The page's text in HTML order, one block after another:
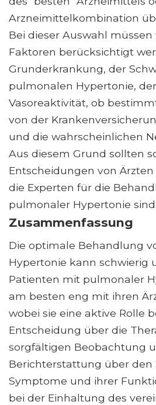
Arzneimittelkombination
Bei dieser Auswahl
Faktoren berücksichtigt
Grunderkrankung, der
pulmonalen Hypertonie,
Vasoreaktivität, ob
von der
und die wahrscheinlichen
Aus diesem Grund sollten
Entscheidungen von
die Experten für die
pulmonaler Hypertonie sind.
Zusammenfassung
Die optimale Behandlung
Hypertonie kann schwierig
Patienten mit pulmonaler
am besten eng mit ihren
wobei sie eine aktive Rolle
Entscheidung über die
sorgfältigen Beobachtung
Berichterstattung über den
Symptome und ihrer
bei der Einhaltung des